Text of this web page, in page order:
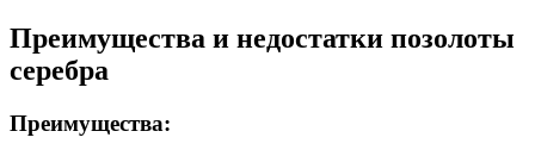
Преимущества и недостатки позолоты
серебра
Преимущества: